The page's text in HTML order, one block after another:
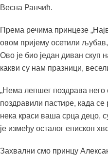
Весна Ранчић.
Према речима принцезе
овом пријему осетили
Ово је био један диван скуп
какви су нам празници,
„Нема лепшег поздрава него
поздравили пастире, када се
нека краси ваша срца децо,
је између осталог епископ
Захвални смо принцу